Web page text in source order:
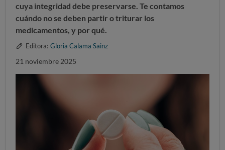
cuya integridad debe preservarse. Te contamos
cuándo no se deben partir o triturar los
medicamentos, y por qué.
Editora: Gloria Calama Sainz
21 noviembre 2025